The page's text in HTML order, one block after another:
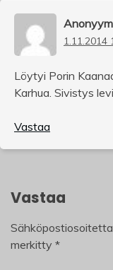
1.11.2014
Löytyi Porin
Karhua. Sivistys
Vastaa
Vastaa
merkitty *